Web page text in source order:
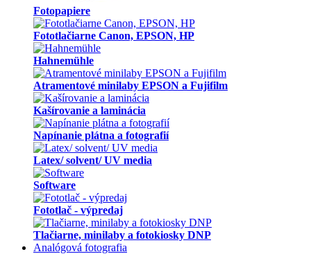
Fotopapiere
Fototlačiarne Canon, EPSON, HP
Hahnemühle
Atramentové minilaby EPSON a Fujifilm
Kašírovanie a laminácia
Napínanie plátna a fotografií
Latex/ solvent/ UV media
Software
Fototlač - výpredaj
Tlačiarne, minilaby a fotokiosky DNP
Analógová fotografia